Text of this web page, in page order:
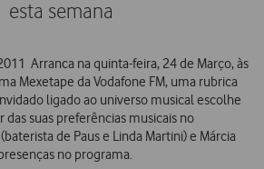
esta semana
 Arranca na quinta-feira, 24 de Março, às
Mexetape da Vodafone FM, uma rubrica
ligado ao universo musical escolhe
suas preferências musicais no
de Paus e Linda Martini) e Márcia
no programa.